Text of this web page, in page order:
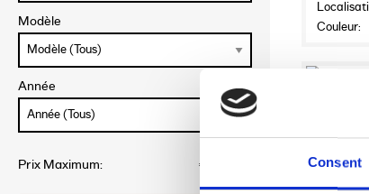
Consent
Modèle
Année
Prix Maximum: €54 900
Couleur: